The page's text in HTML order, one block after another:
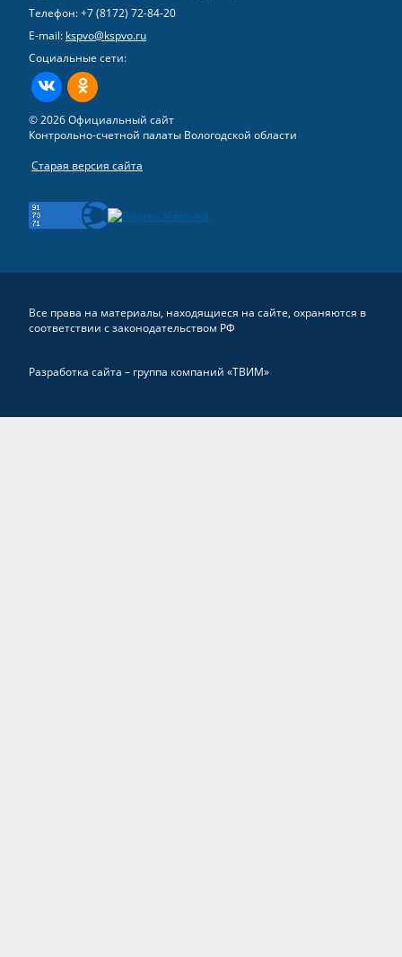
Телефон:+7 (8172) 72-84-20
E-mail: kspvo@kspvo.ru
Социальные сети:
ВКонтактеОдноклассники
© 2026 Официальный сайт
Контрольно-счетной палаты Вологодской области
Старая версия сайта
Все права на материалы, находящиеся на сайте, охраняются в
соответствии с законодательством РФ
Разработка сайта – группа компаний «ТВИМ»